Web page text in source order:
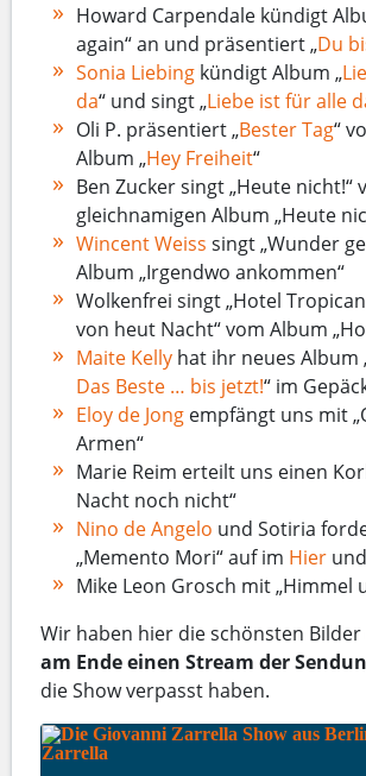
Howard Carpendale kündigt
again“ an und präsentiert „Du
Sonia Liebing kündigt Album „
da“ und singt „Liebe ist für alle
Oli P. präsentiert „Bester Tag“
Album „Hey Freiheit“
Ben Zucker singt „Heute nicht!“
gleichnamigen Album „Heute
Wincent Weiss singt „Wunder
Album „Irgendwo ankommen“
Wolkenfrei singt „Hotel
von heut Nacht“ vom Album
Maite Kelly hat ihr neues Album
Das Beste … bis jetzt!“ im
Eloy de Jong empfängt uns mit
Armen“
Marie Reim erteilt uns einen
Nacht noch nicht“
Nino de Angelo und Sotiria
„Memento Mori“ auf im Hier
Mike Leon Grosch mit „Himmel
Wir haben hier die schönsten
am Ende einen Stream der
die Show verpasst haben.